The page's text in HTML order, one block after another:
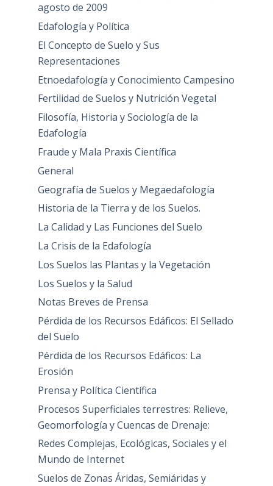
agosto de 2009
Edafología y Política
El Concepto de Suelo y Sus
Representaciones
Etnoedafología y Conocimiento Campesino
Fertilidad de Suelos y Nutrición Vegetal
Filosofía, Historia y Sociología de la
Edafología
Fraude y Mala Praxis Científica
General
Geografía de Suelos y Megaedafología
Historia de la Tierra y de los Suelos.
La Calidad y Las Funciones del Suelo
La Crisis de la Edafología
Los Suelos las Plantas y la Vegetación
Los Suelos y la Salud
Notas Breves de Prensa
Pérdida de los Recursos Edáficos: El Sellado
del Suelo
Pérdida de los Recursos Edáficos: La
Erosión
Prensa y Política Científica
Procesos Superficiales terrestres: Relieve,
Geomorfología y Cuencas de Drenaje:
Redes Complejas, Ecológicas, Sociales y el
Mundo de Internet
Suelos de Zonas Áridas, Semiáridas y